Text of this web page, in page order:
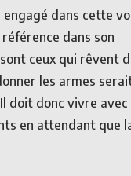
engagé dans cette
dans son
ceux qui rêvent
les armes
doit donc vivre avec
en attendant que